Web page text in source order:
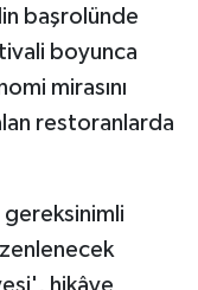
başrolünde
boyunca
mirasını
restoranlarda
gereksinimli